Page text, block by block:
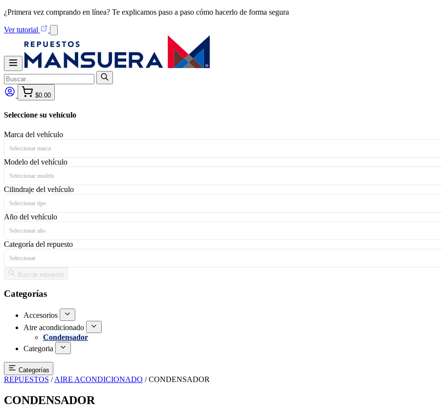
¿Primera vez comprando en línea? Te explicamos paso a paso cómo hacerlo de forma segura
Ver tutorial
$0.00
Seleccione su vehículo
Marca del vehículo
Seleccionar marca
Modelo del vehículo
Seleccionar modelo
Cilindraje del vehículo
Seleccionar tipo
Año del vehículo
Seleccionar año
Categoría del repuesto
Seleccionar
Buscar repuesto
Categorías
Accesorios
Aire acondicionado
Condensador
Categoria
Categorías
REPUESTOS / AIRE ACONDICIONADO / CONDENSADOR
CONDENSADOR